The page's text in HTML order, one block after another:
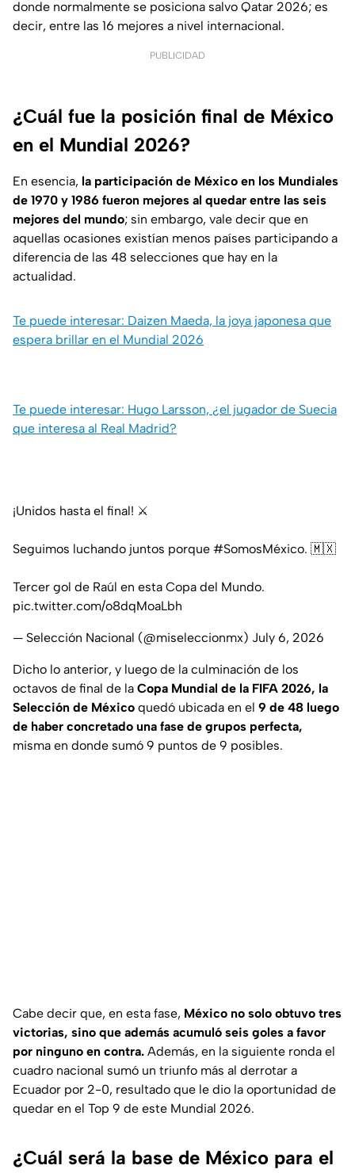
donde normalmente se posiciona salvo Qatar 2026; es
decir, entre las 16 mejores a nivel internacional.
PUBLICIDAD
¿Cuál fue la posición final de México
en el Mundial 2026?
En esencia, la participación de México en los Mundiales
de 1970 y 1986 fueron mejores al quedar entre las seis
mejores del mundo; sin embargo, vale decir que en
aquellas ocasiones existían menos países participando a
diferencia de las 48 selecciones que hay en la
actualidad.
Te puede interesar: Daizen Maeda, la joya japonesa que
espera brillar en el Mundial 2026
Te puede interesar: Hugo Larsson, ¿el jugador de Suecia
que interesa al Real Madrid?
¡Unidos hasta el final! ⚔️
Seguimos luchando juntos porque #SomosMéxico. 🇲🇽
Tercer gol de Raúl en esta Copa del Mundo.
pic.twitter.com/o8dqMoaLbh
— Selección Nacional (@miseleccionmx) July 6, 2026
Dicho lo anterior, y luego de la culminación de los
octavos de final de la Copa Mundial de la FIFA 2026, la
Selección de México quedó ubicada en el 9 de 48 luego
de haber concretado una fase de grupos perfecta,
misma en donde sumó 9 puntos de 9 posibles.
Cabe decir que, en esta fase, México no solo obtuvo tres
victorias, sino que además acumuló seis goles a favor
por ninguno en contra. Además, en la siguiente ronda el
cuadro nacional sumó un triunfo más al derrotar a
Ecuador por 2-0, resultado que le dio la oportunidad de
quedar en el Top 9 de este Mundial 2026.
¿Cuál será la base de México para el